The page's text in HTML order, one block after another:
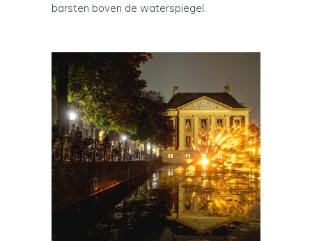
barsten boven de waterspiegel.